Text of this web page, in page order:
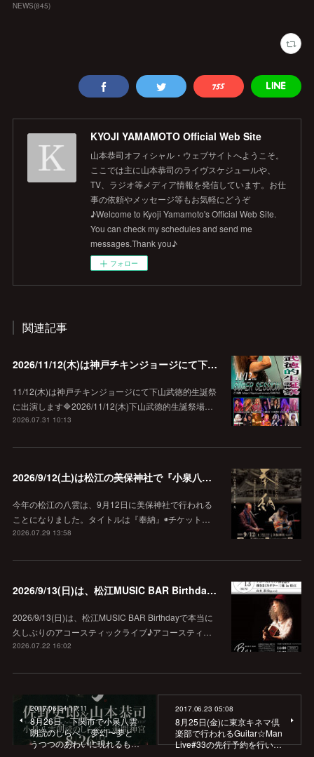
NEWS(845)
KYOJI YAMAMOTO Official Web Site
山本恭司オフィシャル・ウェブサイトへようこそ。
ここでは主に山本恭司のライヴスケジュールや、
TV、ラジオ等メディア情報を発信しています。お仕
事の依頼やメッセージ等もお気軽にどうぞ
♪Welcome to Kyoji Yamamoto's Official Web Site.
You can check my schedules and send me
messages.Thank you♪
フォロー
関連記事
2026/11/12(木)は神戸チキンジョージにて下山武徳的生誕祭に出演します♪
11/12(木)は神戸チキンジョージにて下山武徳的生誕祭
に出演します🔷2026/11/12(木)下山武徳的生誕祭場…
2026.07.31 10:13
2026/9/12(土)は松江の美保神社で『小泉八雲朗読のしらべ』
今年の松江の八雲は、9月12日に美保神社で行われる
ことになりました。タイトルは『奉納』◉チケット…
2026.07.29 13:58
2026/9/13(日)は、松江MUSIC BAR Birthdayでアコースティック弾き語り弾きまくりギター三昧♪
2026/9/13(日)は、松江MUSIC BAR Birthdayで本当に
久しぶりのアコースティックライブ♪アコースティ…
2026.07.22 16:02
2017.06.24 17:11
8月26日、下関市で小泉八雲
朗読のしらべ 『夢幻〜夢と
うつつのあわいに現れるも…
2017.06.23 05:08
8月25日(金)に東京キネマ倶
楽部で行われるGuitar☆Man
Live#33の先行予約を行い…